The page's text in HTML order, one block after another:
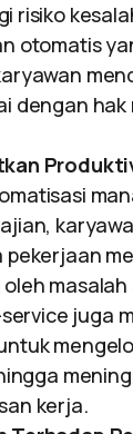
risiko
otomatis
dengan
pekerjaan
juga
kerja.